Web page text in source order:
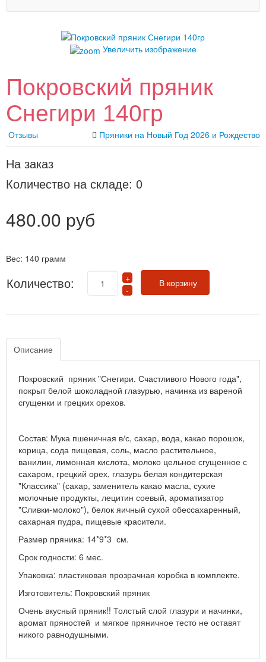
Увеличить изображение
Покровский пряник
Снегири 140гр
Отзывы Пряники на Новый Год 2026 и Рождество
На заказ
Количество на складе: 0
480.00 руб
Вес: 140 грамм
Количество:
Описание
Покровский пряник "Снегири. Счастливого Нового года",
покрыт белой шоколадной глазурью, начинка из вареной
сгущенки и грецких орехов.
Состав: Мука пшеничная в/с, сахар, вода, какао порошок,
корица, сода пищевая, соль, масло растительное,
ванилин, лимонная кислота, молоко цельное сгущенное с
сахаром, грецкий орех, глазурь белая кондитерская
"Классика" (сахар, заменитель какао масла, сухие
молочные продукты, лецитин соевый, ароматизатор
"Сливки-молоко"), белок яичный сухой обессахаренный,
сахарная пудра, пищевые красители.
Размер пряника: 14*9*3 см.
Срок годности: 6 мес.
Упаковка: пластиковая прозрачная коробка в комплекте.
Изготовитель: Покровский пряник
Очень вкусный пряник!! Толстый слой глазури и начинки,
аромат пряностей и мягкое пряничное тесто не оставят
никого равнодушными.